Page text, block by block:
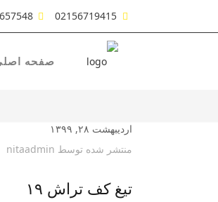
02156719415
صفحه
اردیبهشت ۲۸, ۱۳۹۹
منتشر شده توسط nitaadmin
تیغ کف تراش ۱۹